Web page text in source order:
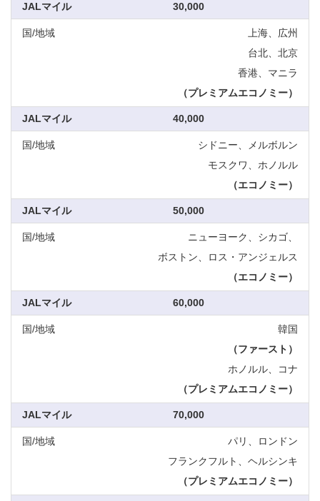
30,000
上海、広州
台北、北京
香港、マニラ
（プレミアムエコノミー）
40,000
シドニー、メルボルン
モスクワ、ホノルル
（エコノミー）
50,000
ニューヨーク、シカゴ、
ボストン、ロス・アンジェルス
（エコノミー）
60,000
韓国
（ファースト）
ホノルル、コナ
（プレミアムエコノミー）
70,000
パリ、ロンドン
フランクフルト、ヘルシンキ
（プレミアムエコノミー）